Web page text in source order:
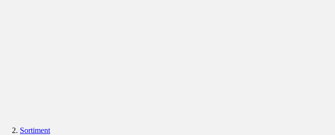
Sortiment